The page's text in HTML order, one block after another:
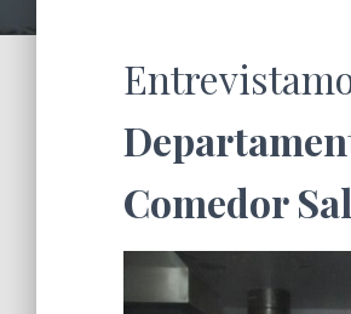
Comedor